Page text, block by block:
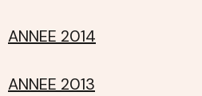
ANNEE 2014
ANNEE 2013